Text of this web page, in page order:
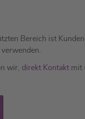
Bereich ist
wir, direkt Kontaktmit